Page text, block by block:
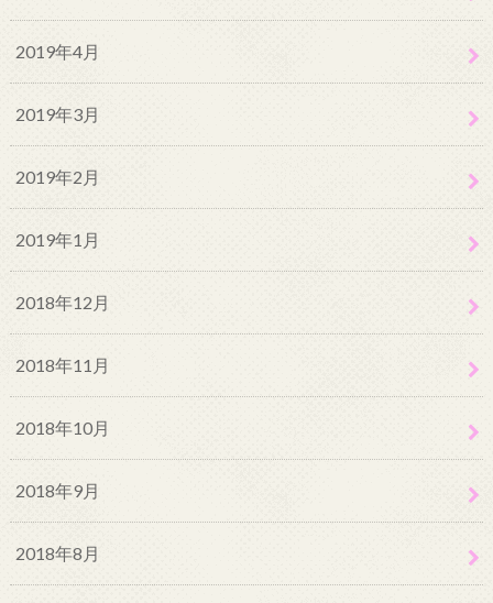
2019年4月
2019年3月
2019年2月
2019年1月
2018年12月
2018年11月
2018年10月
2018年9月
2018年8月